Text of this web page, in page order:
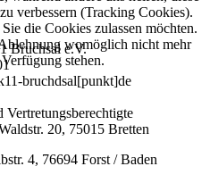
Bruchsal e.V.
bruchdsal[punkt]de
Vertretungsberechtigte
20, 75015 Bretten
4, 76694 Forst / Baden
verbessern (Tracking Cookies).
die Cookies zulassen möchten.
womöglich nicht mehr
stehen.